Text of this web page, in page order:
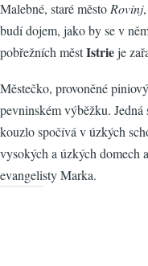
Malebné, staré městoRovinj
budí dojem, jako by se v
pobřežních městIstrieje
Městečko, provoněné
pevninském výběžku. Jedná
kouzlo spočívá v úzkých
vysokých a úzkých domech
evangelisty Marka.